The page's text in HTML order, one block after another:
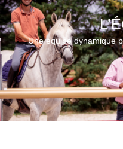
Une équipe dynamique